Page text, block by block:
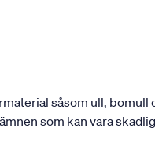
såsom ull, bomull
som kan vara